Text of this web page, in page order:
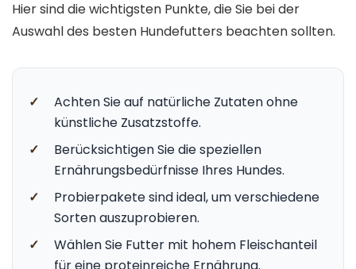
Hier sind die wichtigsten Punkte, die Sie bei der
Auswahl des besten Hundefutters beachten sollten.
✓
Achten Sie auf natürliche Zutaten ohne
künstliche Zusatzstoffe.
✓
Berücksichtigen Sie die speziellen
Ernährungsbedürfnisse Ihres Hundes.
✓
Probierpakete sind ideal, um verschiedene
Sorten auszuprobieren.
✓
Wählen Sie Futter mit hohem Fleischanteil